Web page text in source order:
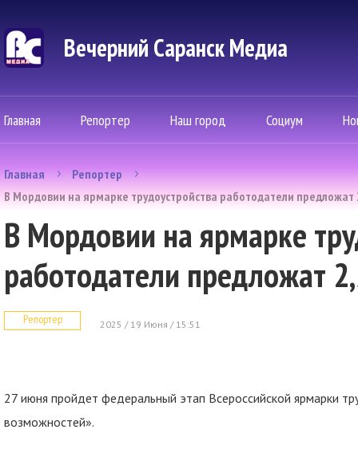
Вечерний Саранск Mедиа
Главная Репортер Наш город Социум
Главная
Репортер
В Мордовии на ярмарке трудоустройства работодатели предложат
В Мордовии на ярмарке
работодатели предложат
Репортер 2025 / 19 Июня / 15:51
27 июня пройдет федеральный этап Всероссийской ярмарки
возможностей».